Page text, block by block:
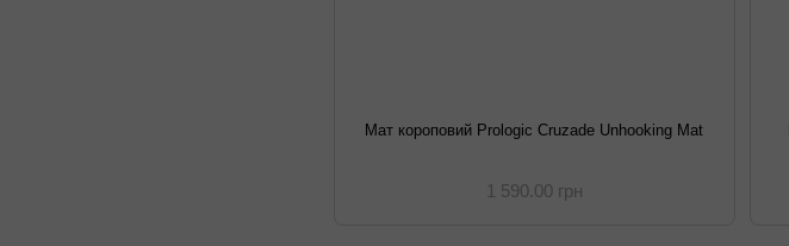
Мат короповий Prologic Cruzade Unhooking Mat
1 590.00 грн